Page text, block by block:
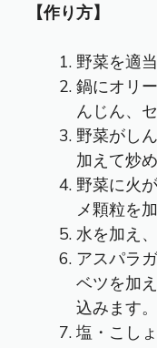
【作り方】
野菜を適
鍋にオリ
んじん、
野菜がし
加えて炒め
野菜に火
メ顆粒を
水を加え
アスパラ
ベツを加
込みます。
塩・こし